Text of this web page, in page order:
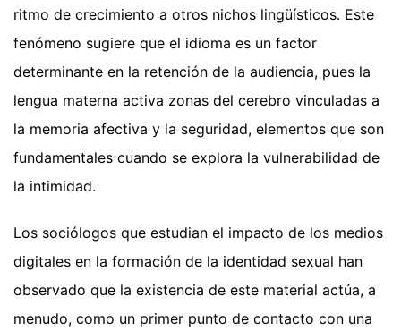
ritmo de crecimiento a otros nichos lingüísticos. Este
fenómeno sugiere que el idioma es un factor
determinante en la retención de la audiencia, pues la
lengua materna activa zonas del cerebro vinculadas a
la memoria afectiva y la seguridad, elementos que son
fundamentales cuando se explora la vulnerabilidad de
la intimidad.
Los sociólogos que estudian el impacto de los medios
digitales en la formación de la identidad sexual han
observado que la existencia de este material actúa, a
menudo, como un primer punto de contacto con una